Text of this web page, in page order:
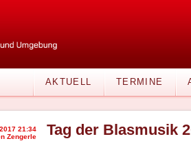
AKTUELL TERMINE
21:34
Zengerle
Tag der Blasmusik